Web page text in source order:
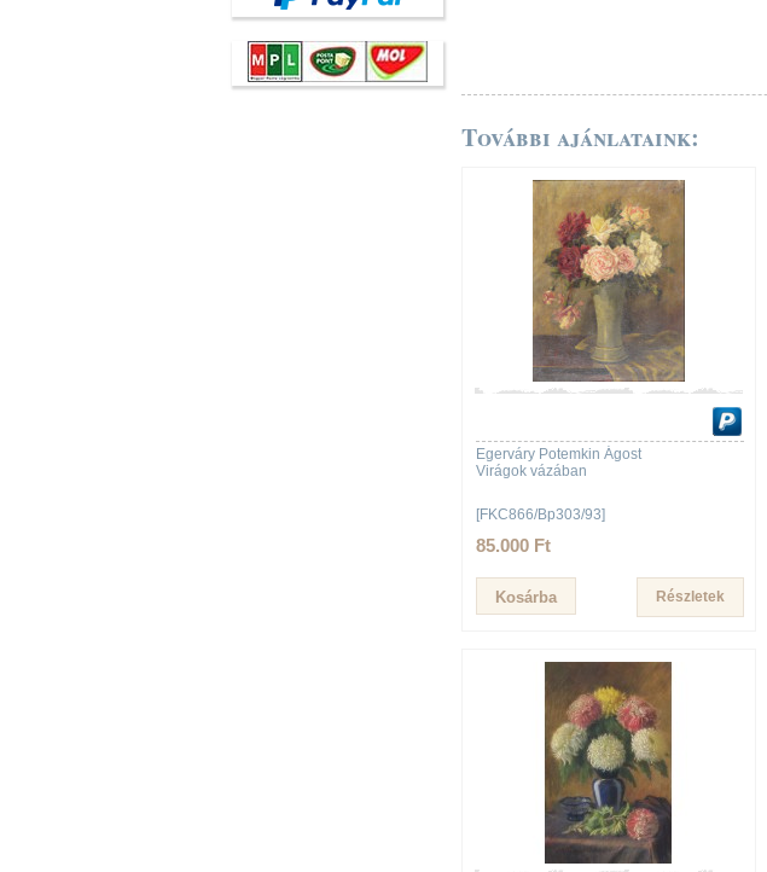
További ajánlataink:
Egerváry Potemkin Ágost
Virágok vázában
[FKC866/Bp303/93]
85.000 Ft
Részletek